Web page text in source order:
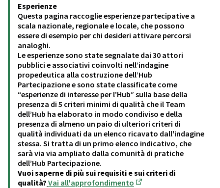
Esperienze
Questa pagina raccoglie esperienze partecipative a
scala nazionale, regionale e locale, che possono
essere di esempio per chi desideri attivare percorsi
analoghi.
Le esperienze sono state segnalate dai 30 attori
pubblici e associativi coinvolti nell’indagine
propedeutica alla costruzione dell’Hub
Partecipazione e sono state classificate come
“esperienze di interesse per l’Hub” sulla base della
presenza di 5 criteri minimi di qualità che il Team
dell’Hub ha elaborato in modo condiviso e della
presenza di almeno un paio di ulteriori criteri di
qualità individuati da un elenco ricavato dall'indagine
stessa. Si tratta di un primo elenco indicativo, che
sarà via via ampliato dalla comunità di pratiche
dell’Hub Partecipazione.
Vuoi saperne di più sui requisiti e sui criteri di
qualità? Vai all'approfondimento